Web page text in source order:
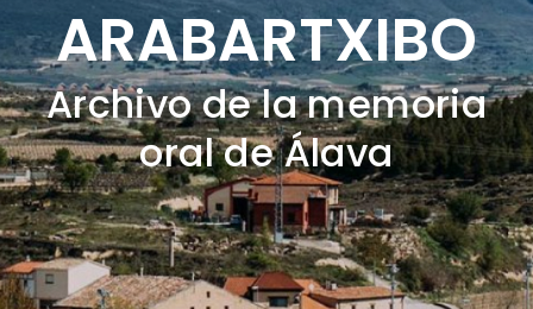
ARABARTXIBO
Archivo de la memoria
oral de Álava